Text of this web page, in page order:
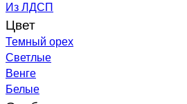
Из ЛДСП
Цвет
Темный орех
Светлые
Венге
Белые